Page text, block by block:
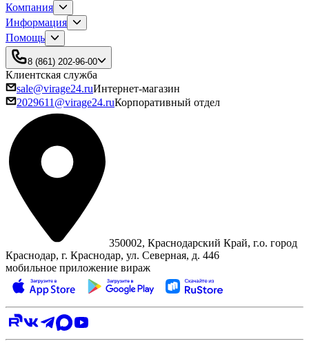
Компания
Информация
Помощь
8 (861) 202-96-00
Клиентская служба
sale@virage24.ruИнтернет-магазин
2029611@virage24.ruКорпоративный отдел
350002, Краснодарский Край, г.о. город
Краснодар, г. Краснодар, ул. Северная, д. 446
мобильное приложение вираж